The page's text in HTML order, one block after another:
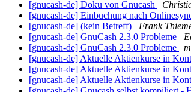
[gnucash-de] Doku von Gnucash
[gnucash-de] Einbuchung nach
[gnucash-de] (kein Betreff)
Frank
[gnucash-de] GnuCash 2.3.0 Probleme
[gnucash-de] GnuCash 2.3.0 Probleme
[gnucash-de] Aktuelle Aktienkurse in
[gnucash-de] Aktuelle Aktienkurse in
[gnucash-de] Aktuelle Aktienkurse in